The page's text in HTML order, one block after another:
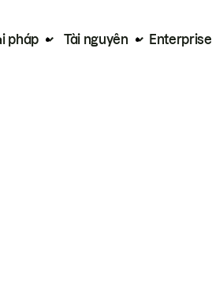
pháp Tài nguyên Enterprise